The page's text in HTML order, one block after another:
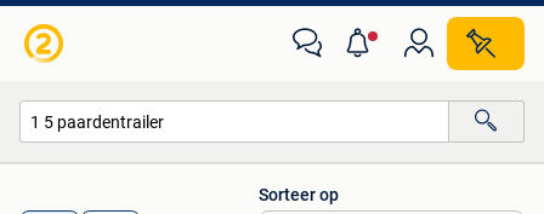
Sorteer op